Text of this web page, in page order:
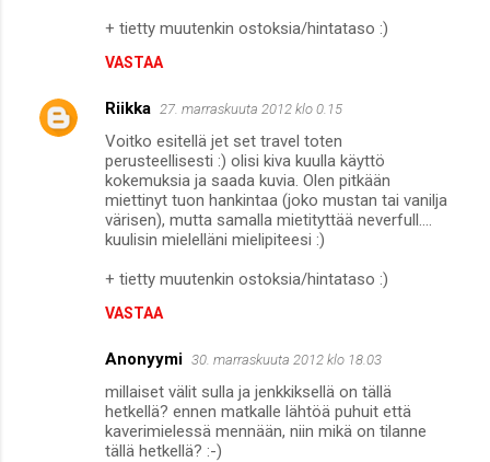
+ tietty muutenkin ostoksia/hintataso :)
VASTAA
Riikka 27. marraskuuta 2012 klo 0.15
Voitko esitellä jet set travel toten
perusteellisesti :) olisi kiva kuulla käyttö
kokemuksia ja saada kuvia. Olen pitkään
miettinyt tuon hankintaa (joko mustan tai vanilja
värisen), mutta samalla mietityttää neverfull....
kuulisin mielelläni mielipiteesi :)
+ tietty muutenkin ostoksia/hintataso :)
VASTAA
Anonyymi 30. marraskuuta 2012 klo 18.03
millaiset välit sulla ja jenkkiksellä on tällä
hetkellä? ennen matkalle lähtöä puhuit että
kaverimielessä mennään, niin mikä on tilanne
tällä hetkellä? :-)